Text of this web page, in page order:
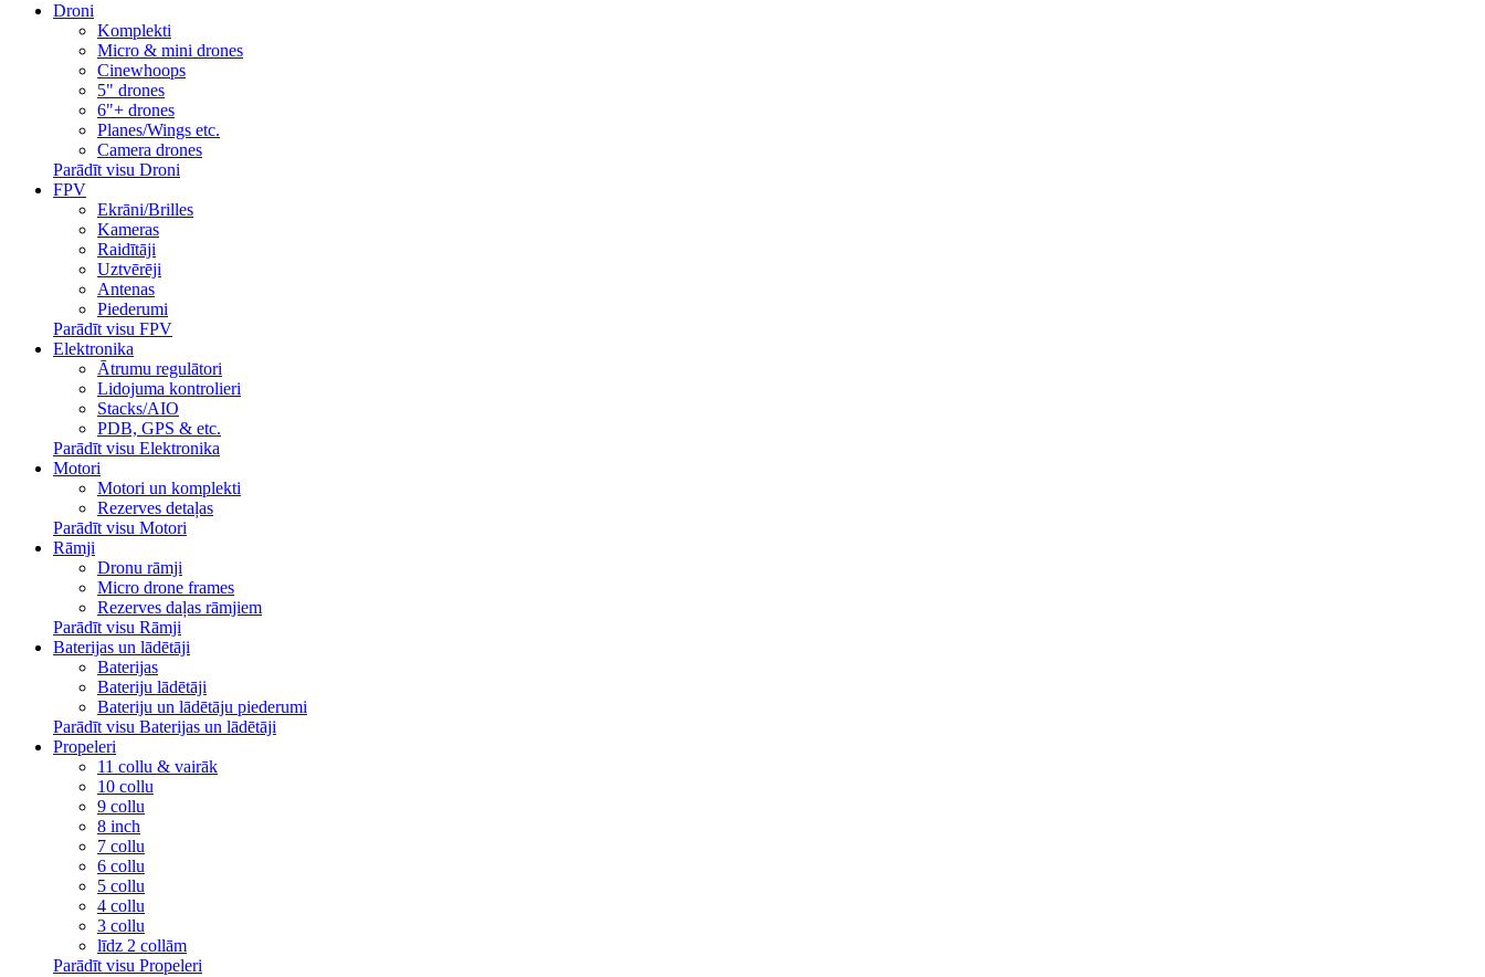
Droni
Komplekti
Micro & mini drones
Cinewhoops
5" drones
6"+ drones
Planes/Wings etc.
Camera drones
Parādīt visu Droni
FPV
Ekrāni/Brilles
Kameras
Raidītāji
Uztvērēji
Antenas
Piederumi
Parādīt visu FPV
Elektronika
Ātrumu regulātori
Lidojuma kontrolieri
Stacks/AIO
PDB, GPS & etc.
Parādīt visu Elektronika
Motori
Motori un komplekti
Rezerves detaļas
Parādīt visu Motori
Rāmji
Dronu rāmji
Micro drone frames
Rezerves daļas rāmjiem
Parādīt visu Rāmji
Baterijas un lādētāji
Baterijas
Bateriju lādētāji
Bateriju un lādētāju piederumi
Parādīt visu Baterijas un lādētāji
Propeleri
11 collu & vairāk
10 collu
9 collu
8 inch
7 collu
6 collu
5 collu
4 collu
3 collu
līdz 2 collām
Parādīt visu Propeleri